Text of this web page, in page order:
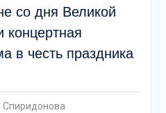
со дня Великой
концертная
в честь праздника
Спиридонова